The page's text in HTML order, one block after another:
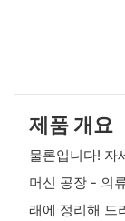
제품 개요
물론입니다! 자
머신 공장 - 의
래에 정리해 드